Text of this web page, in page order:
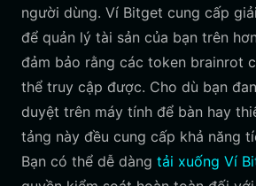
người dùng. Ví Bitget cung cấp
để quản lý tài sản của bạn trên
đảm bảo rằng các token brainrot
thể truy cập được. Cho dù bạn
duyệt trên máy tính để bàn hay
tảng này đều cung cấp khả năng
Bạn có thể dễ dàng tải xuống Ví